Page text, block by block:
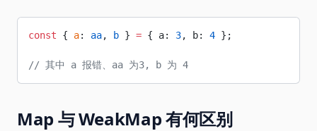
const { a: aa, b } = { a: 3, b: 4 };
// 其中 a 报错、aa 为3, b 为 4
Map 与 WeakMap 有何区别